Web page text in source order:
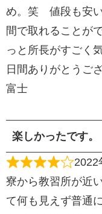
め。笑 値段も安い
間で取れることが
っと所長がすごく
日間ありがとうご
富士
楽しかったです。
2022
寮から教習所が近
て何も見えず普通